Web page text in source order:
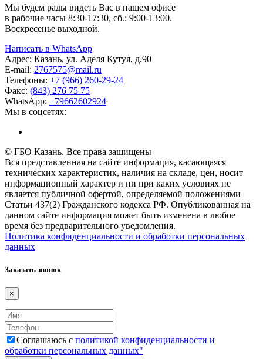
Мы будем рады видеть Вас в нашем офисе
в рабочие часы 8:30-17:30, сб.: 9:00-13:00.
Воскресенье выходной.
Написать в WhatsApp
Адрес: Казань, ул. Аделя Кутуя, д.90
E-mail: 2767575@mail.ru
Телефоны: +7 (966) 260-29-24
Факс: (843) 276 75 75
WhatsApp: +79662602924
Мы в соцсетях:
© ГБО Казань. Все права защищены
Вся представленная на сайте информация, касающаяся
технических характеристик, наличия на складе, цен, носит
информационный характер и ни при каких условиях не
является публичной офертой, определяемой положениями
Статьи 437(2) Гражданского кодекса РФ. Опубликованная на
данном сайте информация может быть изменена в любое
время без предварительного уведомления.
Политика конфиденциальности и обработки персональных
данных
Заказать звонок
×
Соглашаюсь с политикой конфиденциальности и
обработки персональных данных"